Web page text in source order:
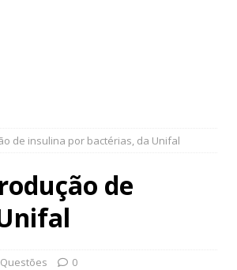
de insulina por bactérias, da Unifal
de
Questões 0